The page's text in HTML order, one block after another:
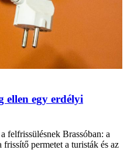
ellen egy erdélyi
felfrissülésnek Brassóban: a
permetet a turisták és az